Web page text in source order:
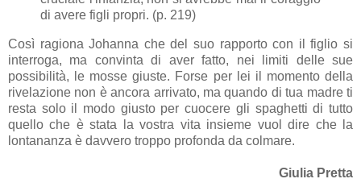
di avere figli propri. (p. 219)
Così ragiona Johanna che del suo rapporto con il figlio si
interroga, ma convinta di aver fatto, nei limiti delle sue
possibilità, le mosse giuste. Forse per lei il momento della
rivelazione non è ancora arrivato, ma quando di tua madre ti
resta solo il modo giusto per cuocere gli spaghetti di tutto
quello che è stata la vostra vita insieme vuol dire che la
lontananza è davvero troppo profonda da colmare.
Giulia Pretta